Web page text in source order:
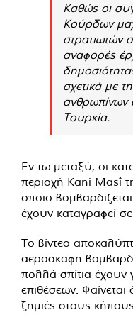
Καθώς οι
Κούρδων
στρατιωτών
αναφορές
σχετικά με
ανθρωπίνων
Τουρκία.
Εν τω μεταξύ, οι
περιοχή Kani Masî
οποίο
έχουν καταγραφεί σε
Το βίντεο
αεροσκάφη
πολλά σπίτια έχουν
επιθέσεων.
ζημιές στους